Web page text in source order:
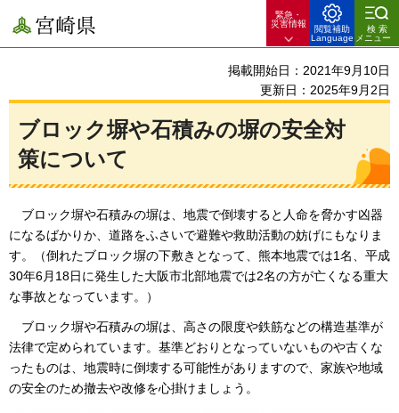
宮崎県
緊急・
災害情報
閲覧補助
Language
検索
メニュー
掲載開始日：2021年9月10日
更新日：2025年9月2日
ブロック塀や石積みの塀の安全対
策について
ブロック塀や石積みの塀は、地震で倒壊すると人命を脅かす凶器
になるばかりか、道路をふさいで避難や救助活動の妨げにもなりま
す。（倒れたブロック塀の下敷きとなって、熊本地震では1名、平成
30年6月18日に発生した大阪市北部地震では2名の方が亡くなる重大
な事故となっています。）
ブロック塀や石積みの塀は、高さの限度や鉄筋などの構造基準が
法律で定められています。基準どおりとなっていないものや古くな
ったものは、地震時に倒壊する可能性がありますので、家族や地域
の安全のため撤去や改修を心掛けましょう。